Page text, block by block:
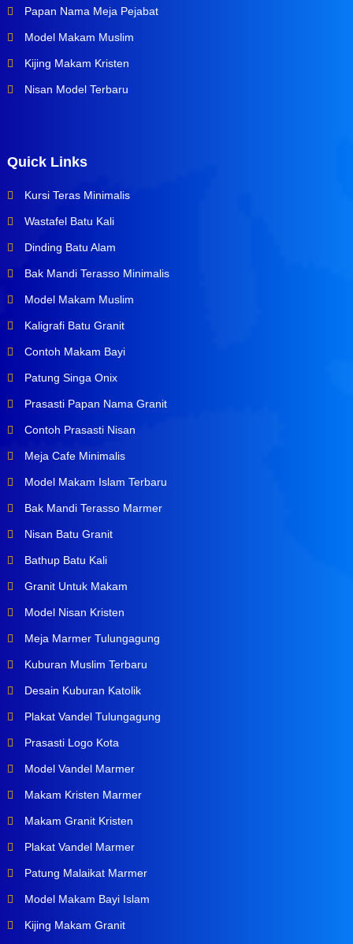
Papan Nama Meja Pejabat
Model Makam Muslim
Kijing Makam Kristen
Nisan Model Terbaru
Quick Links
Kursi Teras Minimalis
Wastafel Batu Kali
Dinding Batu Alam
Bak Mandi Terasso Minimalis
Model Makam Muslim
Kaligrafi Batu Granit
Contoh Makam Bayi
Patung Singa Onix
Prasasti Papan Nama Granit
Contoh Prasasti Nisan
Meja Cafe Minimalis
Model Makam Islam Terbaru
Bak Mandi Terasso Marmer
Nisan Batu Granit
Bathup Batu Kali
Granit Untuk Makam
Model Nisan Kristen
Meja Marmer Tulungagung
Kuburan Muslim Terbaru
Desain Kuburan Katolik
Plakat Vandel Tulungagung
Prasasti Logo Kota
Model Vandel Marmer
Makam Kristen Marmer
Makam Granit Kristen
Plakat Vandel Marmer
Patung Malaikat Marmer
Model Makam Bayi Islam
Kijing Makam Granit